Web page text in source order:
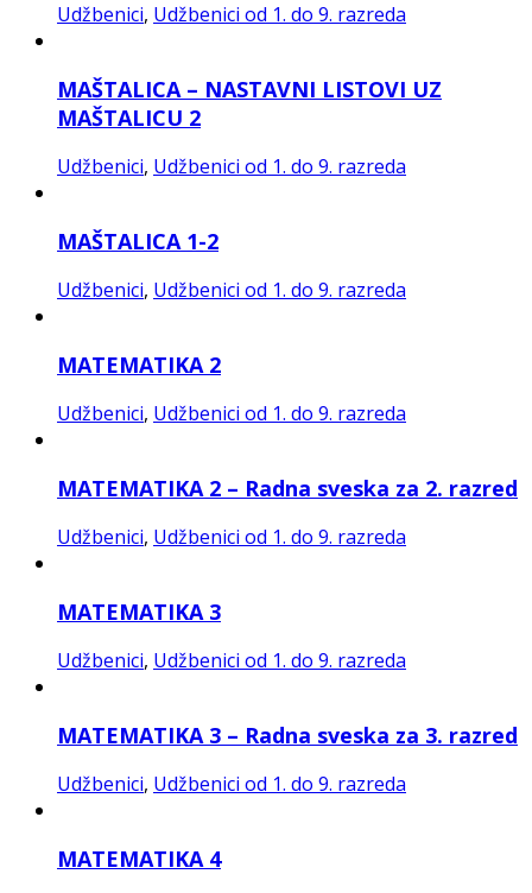
Udžbenici, Udžbenici od 1. do 9. razreda
MAŠTALICA – NASTAVNI LISTOVI UZ
MAŠTALICU 2
Udžbenici, Udžbenici od 1. do 9. razreda
MAŠTALICA 1-2
Udžbenici, Udžbenici od 1. do 9. razreda
MATEMATIKA 2
Udžbenici, Udžbenici od 1. do 9. razreda
MATEMATIKA 2 – Radna sveska za 2. razred
Udžbenici, Udžbenici od 1. do 9. razreda
MATEMATIKA 3
Udžbenici, Udžbenici od 1. do 9. razreda
MATEMATIKA 3 – Radna sveska za 3. razred
Udžbenici, Udžbenici od 1. do 9. razreda
MATEMATIKA 4